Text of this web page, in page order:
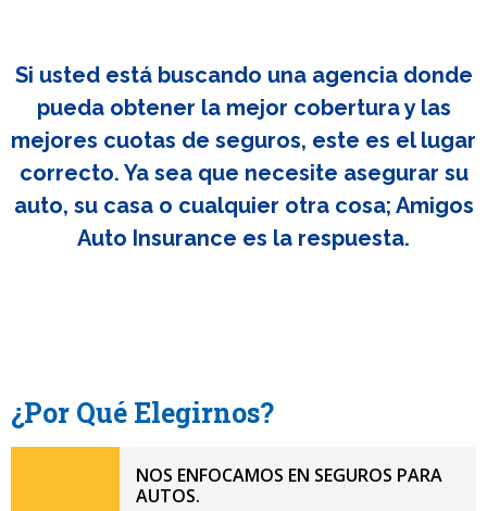
Si usted está buscando una agencia donde
pueda obtener la mejor cobertura y las
mejores cuotas de seguros, este es el lugar
correcto. Ya sea que necesite asegurar su
auto, su casa o cualquier otra cosa; Amigos
Auto Insurance es la respuesta.
¿Por Qué Elegirnos?
NOS ENFOCAMOS EN SEGUROS PARA
AUTOS.